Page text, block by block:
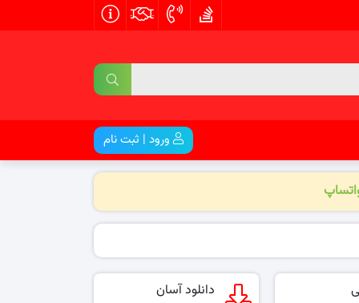
ورود | ثبت نام
دانلود آسان